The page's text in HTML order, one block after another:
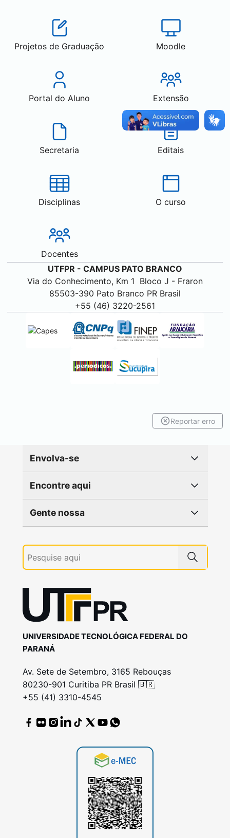
Projetos de Graduação Moodle
Portal do Aluno Extensão
Secretaria Editais
Disciplinas O curso
Docentes
UTFPR - CAMPUS PATO BRANCO
Via do Conhecimento, Km 1 Bloco J - Fraron
85503-390 Pato Branco PR Brasil
+55 (46) 3220-2561
Reportar erro
Envolva-se
Encontre aqui
Gente nossa
UNIVERSIDADE TECNOLÓGICA FEDERAL DO
PARANÁ
Av. Sete de Setembro, 3165 Rebouças
80230-901 Curitiba PR Brasil 🇧🇷
+55 (41) 3310-4545